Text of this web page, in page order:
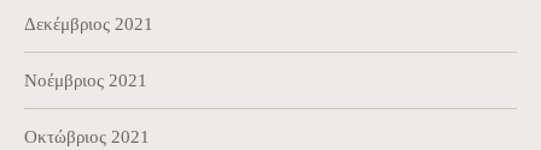
Δεκέμβριος 2021
Νοέμβριος 2021
Οκτώβριος 2021